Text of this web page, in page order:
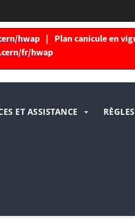
hwap| Plan canicule en
fr/hwap
ET ASSISTANCE